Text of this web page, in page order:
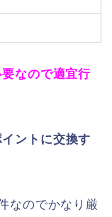
なので適宜行
ントに交換す
なのでかなり厳